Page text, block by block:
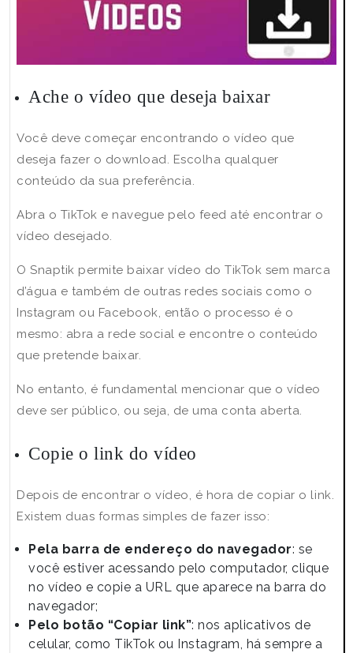
Ache o vídeo que deseja baixar
Você deve começar encontrando o vídeo que
deseja fazer o download. Escolha qualquer
conteúdo da sua preferência.
Abra o TikTok e navegue pelo feed até encontrar o
vídeo desejado.
O Snaptik permite baixar vídeo do TikTok sem marca
d’água e também de outras redes sociais como o
Instagram ou Facebook, então o processo é o
mesmo: abra a rede social e encontre o conteúdo
que pretende baixar.
No entanto, é fundamental mencionar que o vídeo
deve ser público, ou seja, de uma conta aberta.
Copie o link do vídeo
Depois de encontrar o vídeo, é hora de copiar o link.
Existem duas formas simples de fazer isso:
Pela barra de endereço do navegador: se
você estiver acessando pelo computador, clique
no vídeo e copie a URL que aparece na barra do
navegador;
Pelo botão “Copiar link”: nos aplicativos de
celular, como TikTok ou Instagram, há sempre a